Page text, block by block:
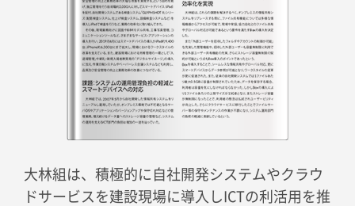
大林組は、積極的に自社開発システムやクラウ
ドサービスを建設現場に導入しICTの利活用を推